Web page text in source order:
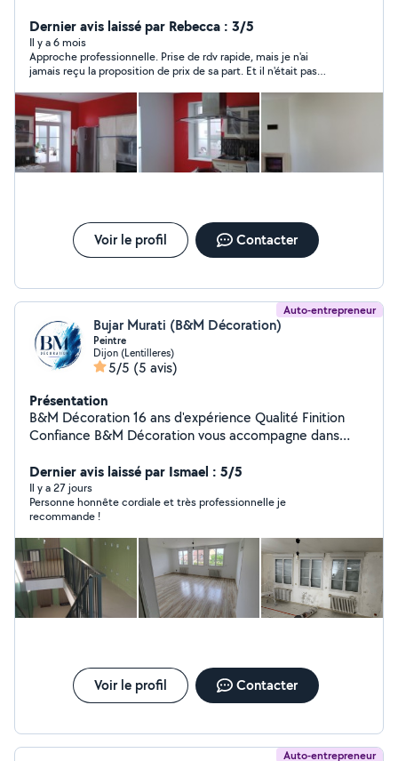
également pour espaces verts, bricolage et
manutention.
Dernier avis laissé par Rebecca : 3/5
Il y a 6 mois
Approche professionnelle. Prise de rdv rapide, mais je n'ai
jamais reçu la proposition de prix de sa part. Et il n'était pas
Voir le profil Contacter
Auto-entrepreneur
Bujar Murati (B&M Décoration)
Peintre
Dijon (Lentilleres)
5/5 (5 avis)
Présentation
B&M Décoration 16 ans d'expérience Qualité Finition
Confiance B&M Décoration vous accompagne dans
intérieur avec un travail soigné et des finitions Nos
services : Peinture intérieure / extérieure Enduit &
ratissage Bandes à joints Pose de papier peint Pose de
toile de verre Parquet & lino Pourquoi nous choisir ? 16
ans d'expérience Travail propre et professionnel
Respect des délais Conseils personnalisés Devis gratuit
Dernier avis laissé par Ismael : 5/5
Il y a 27 jours
Personne honnête cordiale et très professionnelle je
recommande !
Voir le profil Contacter
Auto-entrepreneur